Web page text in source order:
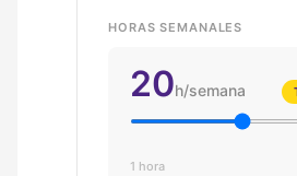
HORAS SEMANALES
20h/semana
1 hora